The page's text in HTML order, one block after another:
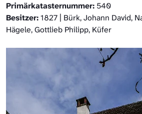
Primärkatasternummer: 540
Besitzer:1827 | Bürk, Johann David,
Hägele, Gottlieb Philipp, Küfer